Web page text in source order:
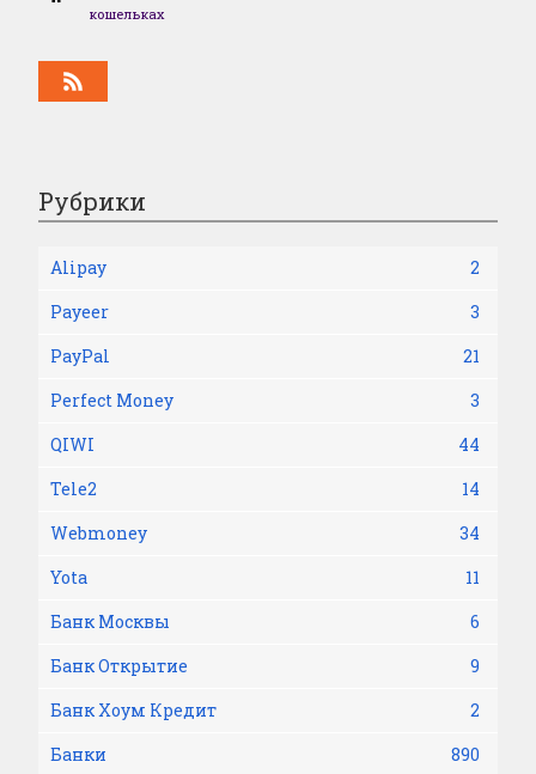
кошельках
Рубрики
Alipay
2
Payeer
3
PayPal
21
Perfect Money
3
QIWI
44
Tele2
14
Webmoney
34
Yota
11
Банк Москвы
6
Банк Открытие
9
Банк Хоум Кредит
2
Банки
890